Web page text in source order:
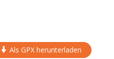
Als GPX herunterladen